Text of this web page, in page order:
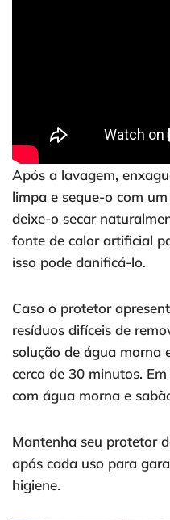
Após a lavagem,
limpa e seque-o com
deixe-o secar
fonte de calor artificial
isso pode danificá-lo.
Caso o protetor
resíduos difíceis de
solução de água morna
cerca de 30 minutos.
com água morna e
Mantenha seu protetor
após cada uso para
higiene.